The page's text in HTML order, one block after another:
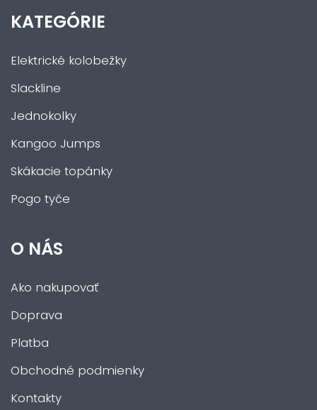
KATEGÓRIE
Elektrické kolobežky
Slackline
Jednokolky
Kangoo Jumps
Skákacie topánky
Pogo tyče
O NÁS
Ako nakupovať
Doprava
Platba
Obchodné podmienky
Kontakty